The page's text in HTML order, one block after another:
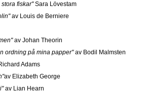
fiskar"Sara Lövestam
av Louis de Berniere
av Johan Theorin
ordning på mina papper"av Bodil Malmsten
Adams
av Elizabeth George
av Lian Hearn